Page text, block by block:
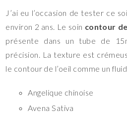
J’ai eu l’occasion de tester ce
environ 2 ans. Le soin contour
présente dans un tube de
précision. La texture est
le contour de l’oeil comme un
Angelique chinoise
Avena Sativa